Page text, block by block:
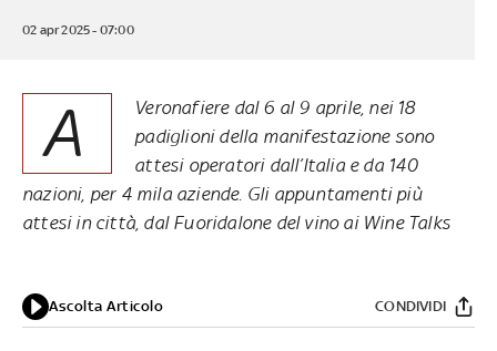
02 apr 2025 - 07:00
A
Veronafiere dal 6 al 9 aprile, nei 18
padiglioni della manifestazione sono
attesi operatori dall’Italia e da 140
nazioni, per 4 mila aziende. Gli appuntamenti più
attesi in città, dal Fuoridalone del vino ai Wine Talks
Ascolta Articolo CONDIVIDI